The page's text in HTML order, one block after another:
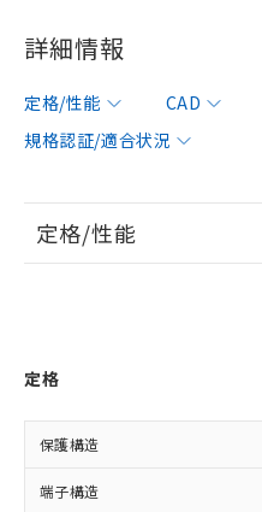
詳細情報
定格/性能 CAD
規格認証/適合状況
定格/性能
定格
保護構造
端子構造